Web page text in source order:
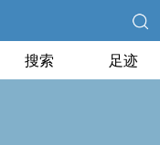
搜索 足迹